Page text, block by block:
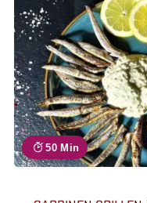
50 Min